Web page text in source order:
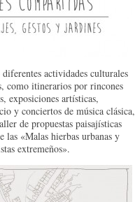
actividades culturales
como itinerarios por rincones
exposiciones artísticas,
y conciertos de música clásica,
de propuestas paisajísticas
las «Malas hierbas urbanas y
extremeños».